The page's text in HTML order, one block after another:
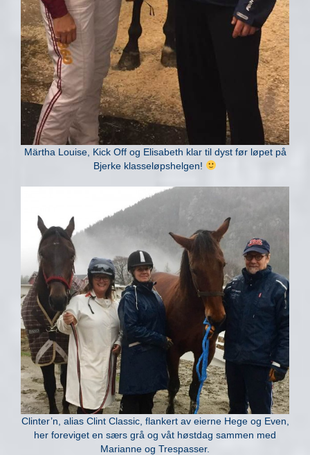
Märtha Louise, Kick Off og Elisabeth klar til dyst før løpet på
Bjerke klasseløpshelgen!
Clinter’n, alias Clint Classic, flankert av eierne Hege og Even,
her foreviget en særs grå og våt høstdag sammen med
Marianne og Trespasser.